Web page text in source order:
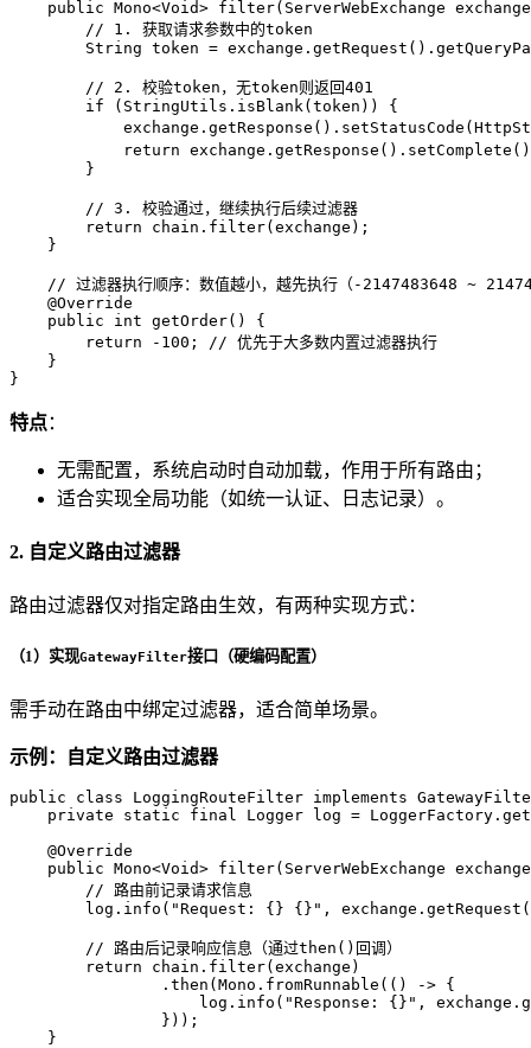
public Mono<Void> filter(ServerWebExchange
// 1. 获取请求参数中的token
String token =
// 2. 校验token，无token则返回401
if (StringUtils.isBlank(token)) {
return
        }
// 3. 校验通过，继续执行后续过滤器
return chain.filter(exchange);
    }
// 过滤器执行顺序：数值越小，越先执行（-2147483648 ~
@Override
public
int getOrder()
{
return - 100 ;
// 优先于大多数内置过滤器执行
    }
}
特点：
无需配置，系统启动时自动加载，作用于所有路由；
适合实现全局功能（如统一认证、日志记录）。
2. 自定义路由过滤器
路由过滤器仅对指定路由生效，有两种实现方式：
（1）实现GatewayFilter接口（硬编码配置）
需手动在路由中绑定过滤器，适合简单场景。
示例：自定义路由过滤器
public class LoggingRouteFilter implements
private
static final Logger log =
@Override
public Mono<Void> filter(ServerWebExchange
// 路由前记录请求信息
        log.info(
"Request: {} {}" ,
// 路由后记录响应信息（通过then()回调）
return chain.filter(exchange)
                .then(Mono.fromRunnable(() -> {
                    log.info(
"Response: {}" ,
                }));
    }